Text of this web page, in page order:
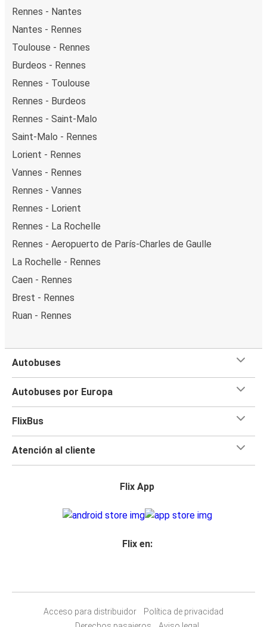
Rennes - Nantes
Nantes - Rennes
Toulouse - Rennes
Burdeos - Rennes
Rennes - Toulouse
Rennes - Burdeos
Rennes - Saint-Malo
Saint-Malo - Rennes
Lorient - Rennes
Vannes - Rennes
Rennes - Vannes
Rennes - Lorient
Rennes - La Rochelle
Rennes - Aeropuerto de París-Charles de Gaulle
La Rochelle - Rennes
Caen - Rennes
Brest - Rennes
Ruan - Rennes
Autobuses
Autobuses por Europa
FlixBus
Atención al cliente
Flix App
Flix en:
Acceso para distribuidor
Política de privacidad